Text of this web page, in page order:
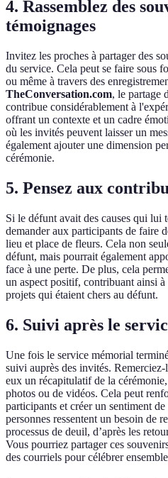
4. Rassemblez des
témoignages
Invitez les proches à partager des
du service. Cela peut se faire sous
ou même à travers des
TheConversation.com, le partage
contribue considérablement à
offrant un contexte et un cadre
où les invités peuvent laisser un
également ajouter une dimension
cérémonie.
5. Pensez aux
Si le défunt avait des causes qui lui
demander aux participants de faire
lieu et place de fleurs. Cela non
défunt, mais pourrait également
face à une perte. De plus, cela
un aspect positif, contribuant ainsi
projets qui étaient chers au défunt.
6. Suivi après le
Une fois le service mémorial
suivi auprès des invités. Remerciez-
eux un récapitulatif de la
photos ou de vidéos. Cela peut
participants et créer un sentiment
personnes ressentent un besoin de
processus de deuil, d’après les
Vous pourriez partager ces
des courriels pour célébrer